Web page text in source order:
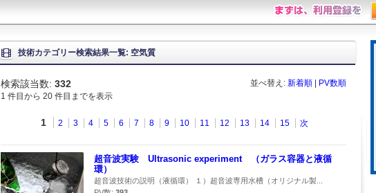
技術カテゴリー検索結果一覧: 空気質
検索該当数: 332 並べ替え: 新着順
PV数順
1 件目から 20 件目までを表示
1 2 3 4 5 6 7 8 9 10 11 12 13 14 15 次
超音波実験 Ultrasonic experiment （ガラス容器と液循
環）
超音波技術の説明（液循環） １）超音波専用水槽（オリジナル製...